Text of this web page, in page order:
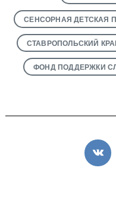
СЕНСОРНАЯ ДЕТСКАЯ
СТАВРОПОЛЬСКИЙ
ФОНД ПОДДЕРЖКИ
VK